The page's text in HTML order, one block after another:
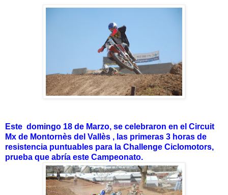
Este domingo 18 de Marzo, se celebraron en el Circuit
Mx de Montornès del Vallès , las primeras 3 horas de
resistencia puntuables para la Challenge Ciclomotors,
prueba que abría este Campeonato.